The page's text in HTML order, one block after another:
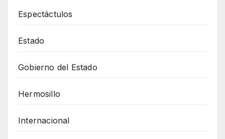
Espectáctulos
Estado
Gobierno del Estado
Hermosillo
Internacional